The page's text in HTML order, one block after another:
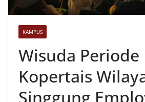
KAMPUS
Wisuda Periode
Kopertais
Singgung